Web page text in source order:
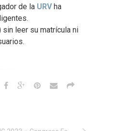
de la URVha
leer su matrícula ni